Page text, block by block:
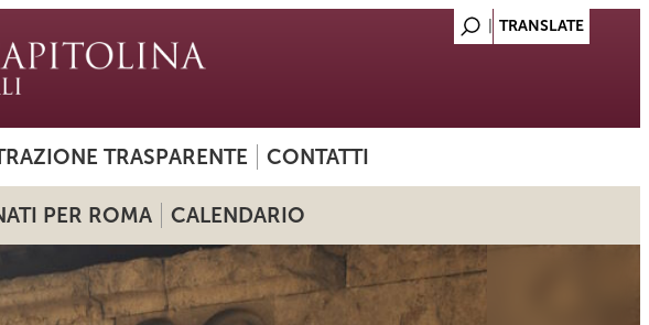
TRASPARENTE CONTATTI
PER ROMA CALENDARIO